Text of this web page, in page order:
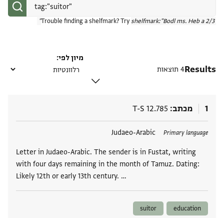
Trouble finding a shelfmark? Try shelfmark:"Bodl ms. Heb a 2/3"
Results4 תוצאות
מיון לפי
1 מכתב T-S 12.785
Primary language
Judaeo-Arabic
Letter in Judaeo-Arabic. The sender is in Fustat, writing
with four days remaining in the month of Tamuz. Dating:
Likely 12th or early 13th century. …
תגים
education
suitor